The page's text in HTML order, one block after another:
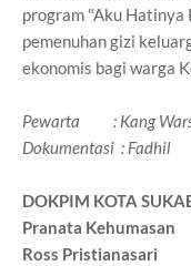
program "Aku Hatinya
pemenuhan gizi
ekonomis bagi warga
Pewarta : Kang
Dokumentasi : Fadhil
DOKPIM KOTA
Pranata Kehumasan
Ross Pristianasari